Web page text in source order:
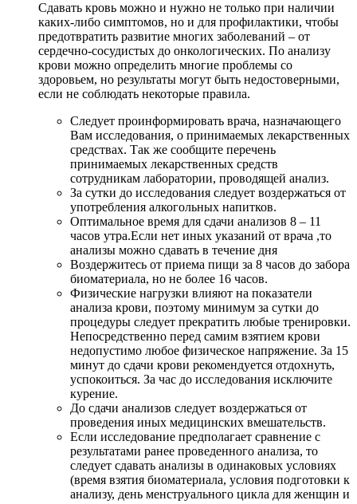
Сдавать кровь можно и нужно не только при наличии
каких-либо симптомов, но и для профилактики, чтобы
предотвратить развитие многих заболеваний – от
сердечно-сосудистых до онкологических. По анализу
крови можно определить многие проблемы со
здоровьем, но результаты могут быть недостоверными,
если не соблюдать некоторые правила.
Следует проинформировать врача, назначающего
Вам исследования, о принимаемых лекарственных
средствах. Так же сообщите перечень
принимаемых лекарственных средств
сотрудникам лаборатории, проводящей анализ.
За сутки до исследования следует воздержаться от
употребления алкогольных напитков.
Оптимальное время для сдачи анализов 8 – 11
часов утра.Если нет иных указаний от врача ,то
анализы можно сдавать в течение дня
Воздержитесь от приема пищи за 8 часов до забора
биоматериала, но не более 16 часов.
Физические нагрузки влияют на показатели
анализа крови, поэтому минимум за сутки до
процедуры следует прекратить любые тренировки.
Непосредственно перед самим взятием крови
недопустимо любое физическое напряжение. За 15
минут до сдачи крови рекомендуется отдохнуть,
успокоиться. За час до исследования исключите
курение.
До сдачи анализов следует воздержаться от
проведения иных медицинских вмешательств.
Если исследование предполагает сравнение с
результатами ранее проведенного анализа, то
следует сдавать анализы в одинаковых условиях
(время взятия биоматериала, условия подготовки к
анализу, день менструального цикла для женщин и